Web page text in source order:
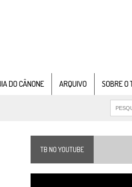
DO CÂNONE ARQUIVO SOBRE O
TB NO YOUTUBE